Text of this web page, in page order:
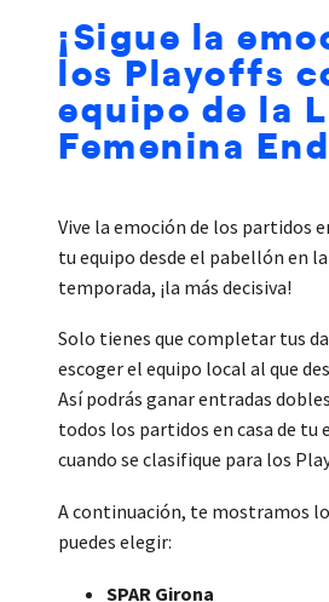
¡Sigue la
los Playoffs
equipo de la
Femenina
Vive la emoción de los partidos
tu equipo desde el pabellón en
temporada, ¡la más decisiva!
Solo tienes que completar tus
escoger el equipo local al que
Así podrás ganar entradas
todos los partidos en casa de tu
cuando se clasifique para los
A continuación, te mostramos
puedes elegir:
SPAR Girona